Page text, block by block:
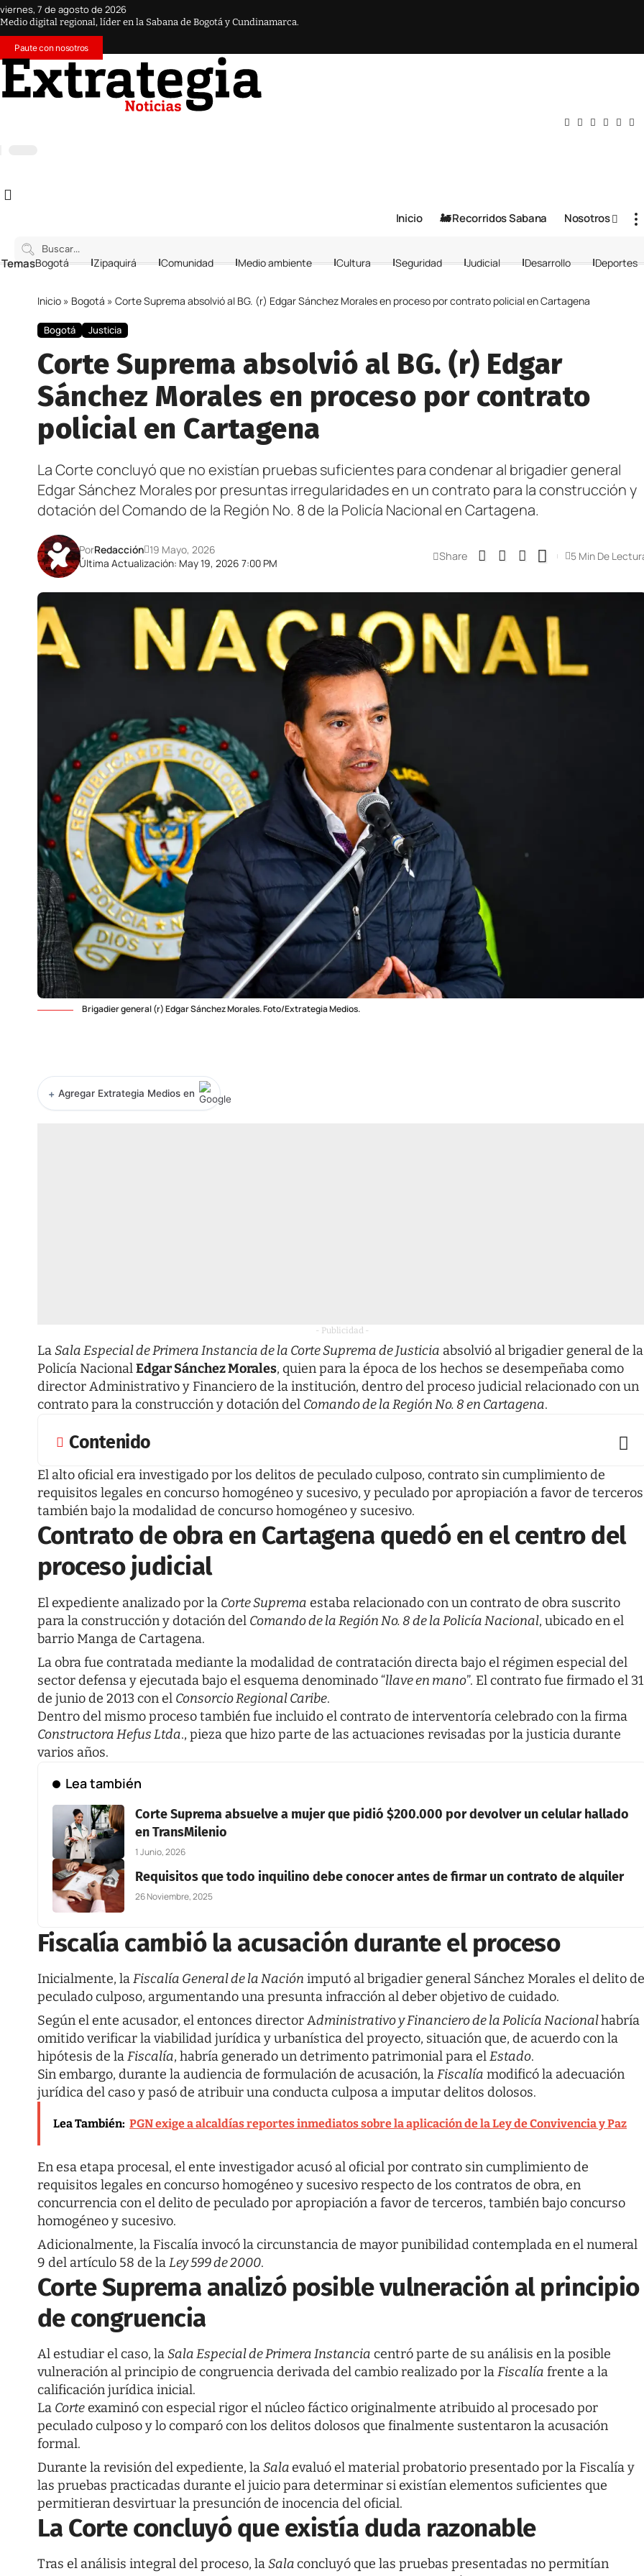
viernes, 7 de agosto de 2026
Medio digital regional, líder en la Sabana de Bogotá y Cundinamarca.
Paute con nosotros
Inicio 🚂 Recorridos Sabana Nosotros
Bogotá Zipaquirá Comunidad Medio ambiente Cultura Seguridad Judicial Desarrollo Deportes
Inicio » Bogotá » Corte Suprema absolvió al BG. (r) Edgar Sánchez Morales en proceso por contrato policial en Cartagena
Bogotá Justicia
Corte Suprema absolvió al BG. (r) Edgar
Sánchez Morales en proceso por contrato
policial en Cartagena
La Corte concluyó que no existían pruebas suficientes para condenar al brigadier general
Edgar Sánchez Morales por presuntas irregularidades en un contrato para la construcción y
dotación del Comando de la Región No. 8 de la Policía Nacional en Cartagena.
Última Actualización: May 19, 2026 7:00 PM
PorRedacción 19 Mayo, 2026 Share 5 Min De
Brigadier general (r) Edgar Sánchez Morales. Foto/Extrategia Medios.
+ Agregar Extrategia Medios en
- Publicidad -
LaSala Especial de Primera Instancia de la Corte Suprema de Justicia absolvió al brigadier general de la
Policía NacionalEdgar Sánchez Morales, quien para la época de los hechos se desempeñaba como
director Administrativo y Financiero de la institución, dentro del proceso judicial relacionado con un
contrato para la construcción y dotación del Comando de la Región No. 8 en Cartagena.
Contenido
El alto oficial era investigado por los delitos de peculado culposo, contrato sin cumplimiento de
requisitos legales en concurso homogéneo y sucesivo, y peculado por apropiación a favor de
también bajo la modalidad de concurso homogéneo y sucesivo.
Contrato de obra en Cartagena quedó en el centro del
proceso judicial
El expediente analizado por la Corte Suprema estaba relacionado con un contrato de obra suscrito
para la construcción y dotación del Comando de la Región No. 8 de la Policía Nacional, ubicado en el
barrio Manga de Cartagena.
La obra fue contratada mediante la modalidad de contratación directa bajo el régimen especial del
sector defensa y ejecutada bajo el esquema denominado “llave en mano”. El contrato fue firmado el 31
de junio de 2013 con el Consorcio Regional Caribe.
Dentro del mismo proceso también fue incluido el contrato de interventoría celebrado con la firma
Constructora Hefus Ltda., pieza que hizo parte de las actuaciones revisadas por la justicia durante
varios años.
Lea también
Corte Suprema absuelve a mujer que pidió $200.000 por devolver un celular hallado
en TransMilenio
1 Junio, 2026
Requisitos que todo inquilino debe conocer antes de firmar un contrato de alquiler
26 Noviembre, 2025
Fiscalía cambió la acusación durante el proceso
Inicialmente, laFiscalía General de la Nación imputó al brigadier general Sánchez Morales el delito de
peculado culposo, argumentando una presunta infracción al deber objetivo de cuidado.
Según el ente acusador, el entonces director Administrativo y Financiero de la Policía Nacionalhabría
omitido verificar la viabilidad jurídica y urbanística del proyecto, situación que, de acuerdo con la
hipótesis de laFiscalía, habría generado un detrimento patrimonial para elEstado.
Sin embargo, durante la audiencia de formulación de acusación, laFiscalía modificó la adecuación
jurídica del caso y pasó de atribuir una conducta culposa a imputar delitos dolosos.
Lea También: PGN exige a alcaldías reportes inmediatos sobre la aplicación de la Ley de Convivencia y Paz
En esa etapa procesal, el ente investigador acusó al oficial por contrato sin cumplimiento de
requisitos legales en concurso homogéneo y sucesivo respecto de los contratos de obra, en
concurrencia con el delito de peculado por apropiación a favor de terceros, también bajo concurso
homogéneo y sucesivo.
Adicionalmente, la Fiscalía invocó la circunstancia de mayor punibilidad contemplada en el numeral
9 del artículo 58 de laLey 599 de 2000.
Corte Suprema analizó posible vulneración al principio
de congruencia
Al estudiar el caso, laSala Especial de Primera Instancia centró parte de su análisis en la posible
vulneración al principio de congruencia derivada del cambio realizado por laFiscalía frente a la
calificación jurídica inicial.
La Corteexaminó con especial rigor el núcleo fáctico originalmente atribuido al procesado por
peculado culposo y lo comparó con los delitos dolosos que finalmente sustentaron la acusación
formal.
Durante la revisión del expediente, laSalaevaluó el material probatorio presentado por la Fiscalía y
las pruebas practicadas durante el juicio para determinar si existían elementos suficientes que
permitieran desvirtuar la presunción de inocencia del oficial.
La Corte concluyó que existía duda razonable
Tras el análisis integral del proceso, laSalaconcluyó que las pruebas presentadas no permitían